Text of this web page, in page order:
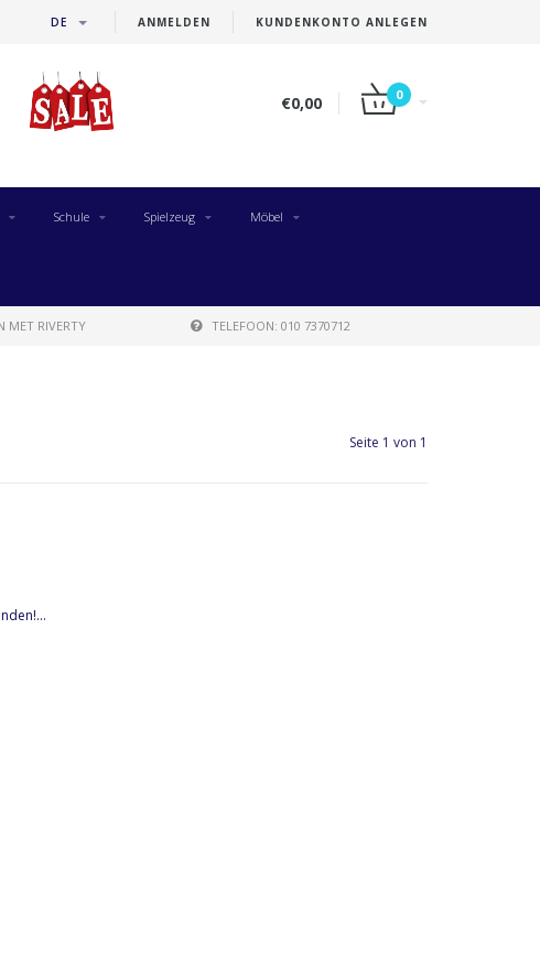
ANMELDEN KUNDENKONTO ANLEGEN
DE
€0,00 0
Schule Spielzeug Möbel
MET RIVERTY TELEFOON: 010 7370712
Seite 1 von 1